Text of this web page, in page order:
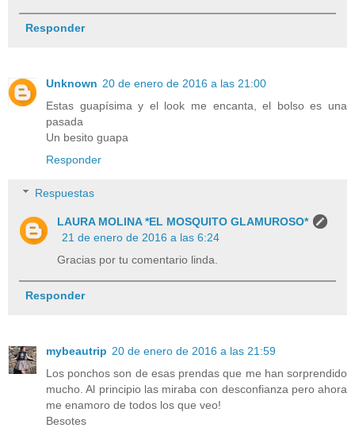
Responder
Unknown 20 de enero de 2016 a las 21:00
Estas guapísima y el look me encanta, el bolso es una
pasada
Un besito guapa
Responder
Respuestas
LAURA MOLINA *EL MOSQUITO GLAMUROSO*
21 de enero de 2016 a las 6:24
Gracias por tu comentario linda.
Responder
mybeautrip 20 de enero de 2016 a las 21:59
Los ponchos son de esas prendas que me han sorprendido
mucho. Al principio las miraba con desconfianza pero ahora
me enamoro de todos los que veo!
Besotes